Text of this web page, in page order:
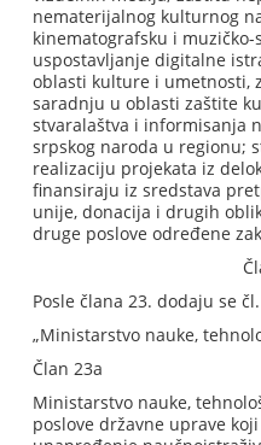
nematerijalnog kulturnog
kinematografsku i
uspostavljanje digitalne
oblasti kulture i umetnosti,
saradnju u oblasti zaštite
stvaralaštva i informisanja
srpskog naroda u regionu;
realizaciju projekata iz
finansiraju iz sredstava
unije, donacija i drugih
druge poslove određene
Posle člana 23. dodaju se
„Ministarstvo nauke,
Član 23a
Ministarstvo nauke,
poslove državne uprave